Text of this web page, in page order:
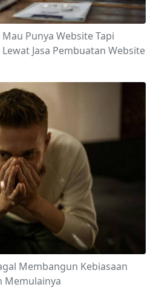
Punya Website Tapi
Jasa Pembuatan Website
Membangun Kebiasaan
Memulainya